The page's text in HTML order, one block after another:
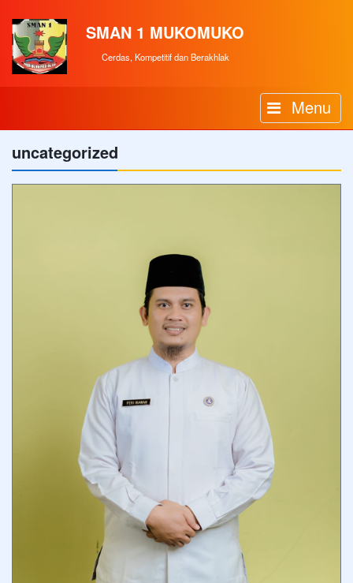
SMAN 1 MUKOMUKO
Cerdas, Kompetitif dan Berakhlak
Menu
uncategorized